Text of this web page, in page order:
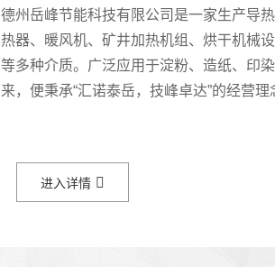
德州岳峰节能科技有限公司是一家生产导
热器、暖风机、矿井加热机组、烘干机械
等多种介质。广泛应用于淀粉、造纸、印
来，便秉承“汇诺泰岳，技峰卓达”的经营理
进入详情